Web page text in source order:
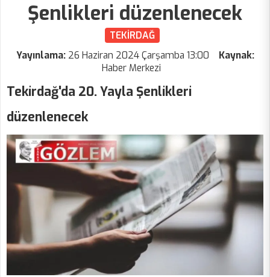
Şenlikleri düzenlenecek
TEKİRDAĞ
Yayınlama: 26 Haziran 2024 Çarşamba 13:00
Kaynak:
Haber Merkezi
Tekirdağ'da 20. Yayla Şenlikleri
düzenlenecek